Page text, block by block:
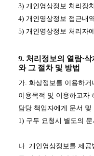
3) 개인영상정보 처리장
4) 개인영상정보 접근내
5) 개인영상정보 처리자
9. 처리정보의 열람·
와 그 절차 및 방법
가. 화상정보를 이용하
이용목적 및 이용하고자
담당 책임자에게 문서 및
1) 구두 요청시 별도의 문
나. 개인영상정보를 제공